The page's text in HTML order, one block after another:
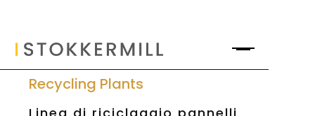
Recycling Plants